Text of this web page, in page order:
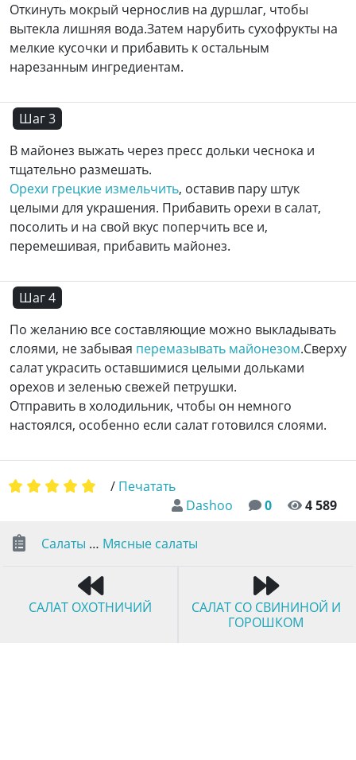
Откинуть мокрый чернослив на дуршлаг, чтобы
вытекла лишняя вода.Затем нарубить сухофрукты на
мелкие кусочки и прибавить к остальным
нарезанным ингредиентам.
Шаг 3
В майонез выжать через пресс дольки чеснока и
тщательно размешать.
Орехи грецкие измельчить, оставив пару штук
целыми для украшения. Прибавить орехи в салат,
посолить и на свой вкус поперчить все и,
перемешивая, прибавить майонез.
Шаг 4
По желанию все составляющие можно выкладывать
слоями, не забывая перемазывать майонезом.Сверху
салат украсить оставшимися целыми дольками
орехов и зеленью свежей петрушки.
Отправить в холодильник, чтобы он немного
настоялся, особенно если салат готовился слоями.
Dashoo 0 4 589
/ Печатать
Салаты … Мясные салаты
САЛАТ ОХОТНИЧИЙ
САЛАТ СО СВИНИНОЙ И
ГОРОШКОМ